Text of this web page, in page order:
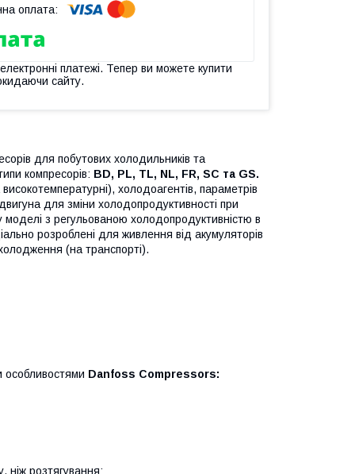
платежі. Тепер ви можете купити
сайту.
для побутових холодильників та
компресорів: BD, PL, TL, NL, FR, SC та GS.
холодоагентів, параметрів
для зміни холодопродуктивності при
моделі з регульованою холодопродуктивністю в
розроблені для живлення від акумуляторів
(на транспорті).
особливостями Danfoss Compressors:
ніж розтягування;